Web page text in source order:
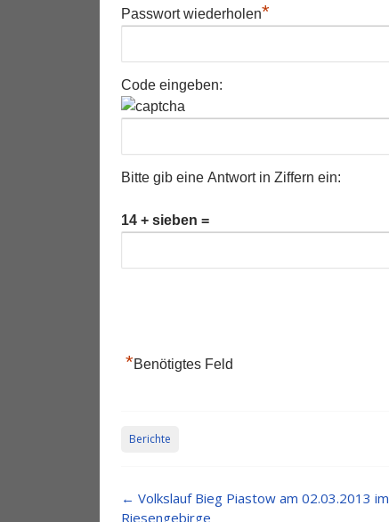
Passwort wiederholen*
Code eingeben:
Bitte gib eine Antwort in Ziffern ein:
14 + sieben =
*Benötigtes Feld
Berichte
Post
navigation
← Volkslauf Bieg Piastow am 02.03.2013 im
Riesengebirge